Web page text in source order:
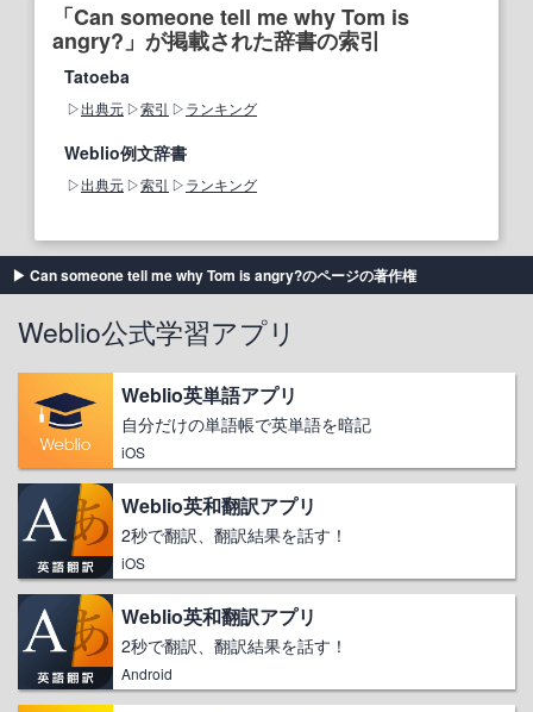
「Can someone tell me why Tom is
angry?」が掲載された辞書の索引
Tatoeba
出典元 索引 ランキング
Weblio例文辞書
出典元 索引 ランキング
Can someone tell me why Tom is angry?のページの著作権
Weblio公式学習アプリ
Weblio英単語アプリ
自分だけの単語帳で英単語を暗記
iOS
Weblio英和翻訳アプリ
2秒で翻訳、翻訳結果を話す！
iOS
Weblio英和翻訳アプリ
2秒で翻訳、翻訳結果を話す！
Android